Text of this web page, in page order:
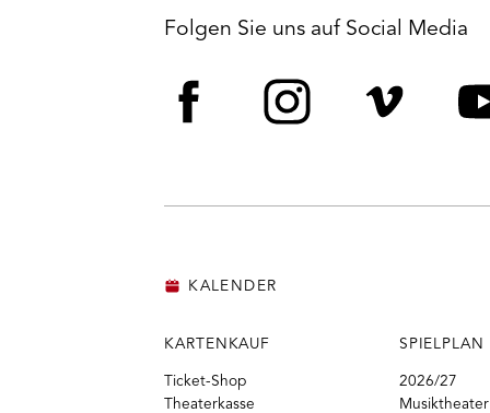
Folgen Sie uns auf Social Media
KALENDER
KARTENKAUF
Ticket-Shop
Theaterkasse
SPIELPLAN
2026/27
Musiktheater